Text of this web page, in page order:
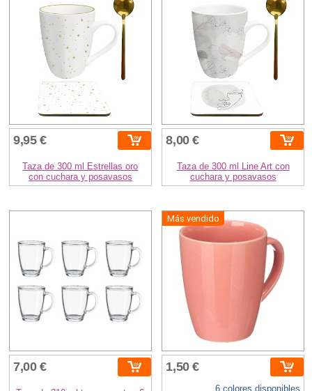
9,95 €
Taza de 300 ml Estrellas oro
con cuchara y posavasos
8,00 €
Taza de 300 ml Line Art con
cuchara y posavasos
7,00 €
Más vendido
1,50 €
6 colores disponibles